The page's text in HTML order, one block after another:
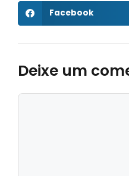
Facebook
Deixe um